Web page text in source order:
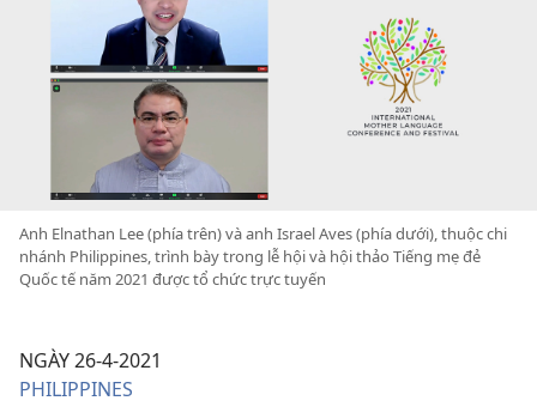
Anh Elnathan Lee (phía trên) và anh Israel Aves (phía dưới), thuộc chi
nhánh Philippines, trình bày trong lễ hội và hội thảo Tiếng mẹ đẻ
Quốc tế năm 2021 được tổ chức trực tuyến
NGÀY 26-4-2021
PHILIPPINES